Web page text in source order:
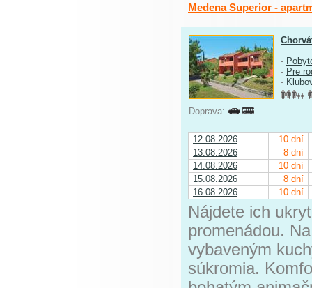
Medena Superior -
-
- Pre
-
Doprava:
12.08.2026
10 dní
13.08.2026
8 dní
14.08.2026
10 dní
15.08.2026
8 dní
16.08.2026
10 dní
Nájdete ich
promenádou.
vybaveným
súkromia.